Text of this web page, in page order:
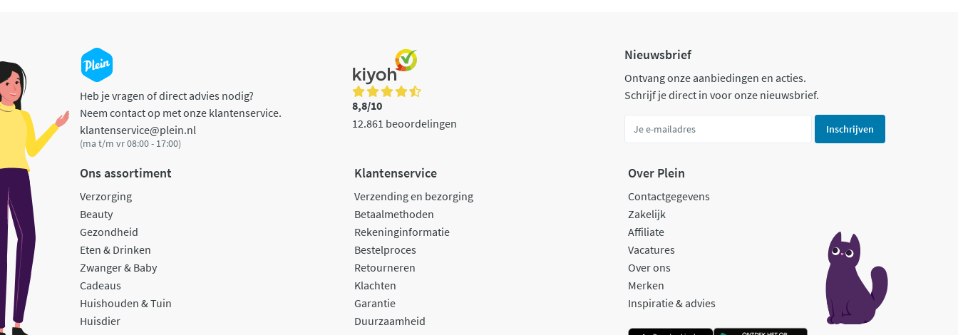
Heb je vragen of direct advies nodig?
Neem contact op met onze klantenservice.
klantenservice@plein.nl
(ma t/m vr 08:00 - 17:00)
8,8/10
12.861 beoordelingen
Nieuwsbrief
Ontvang onze aanbiedingen en acties.
Schrijf je direct in voor onze nieuwsbrief.
Inschrijven
Ons assortiment
Verzorging
Beauty
Gezondheid
Eten & Drinken
Zwanger & Baby
Cadeaus
Huishouden & Tuin
Huisdier
Klantenservice
Verzending en bezorging
Betaalmethoden
Rekeninginformatie
Bestelproces
Retourneren
Klachten
Garantie
Duurzaamheid
Over Plein
Contactgegevens
Zakelijk
Affiliate
Vacatures
Over ons
Merken
Inspiratie & advies